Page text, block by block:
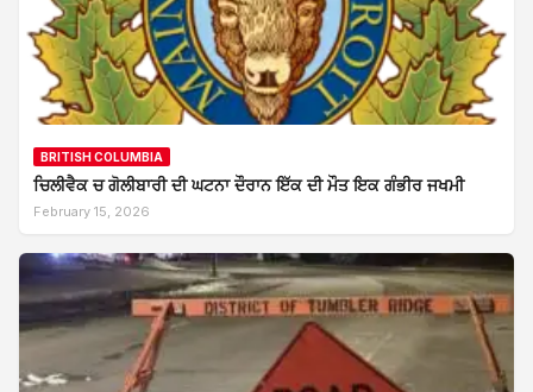
BRITISH COLUMBIA
ਚਿਲੀਵੈਕ ਚ ਗੋਲੀਬਾਰੀ ਦੀ ਘਟਨਾ ਦੌਰਾਨ ਇੱਕ ਦੀ ਮੌਤ ਇਕ ਗੰਭੀਰ ਜਖਮੀ
February 15, 2026